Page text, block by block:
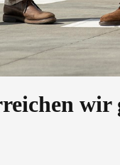
wir